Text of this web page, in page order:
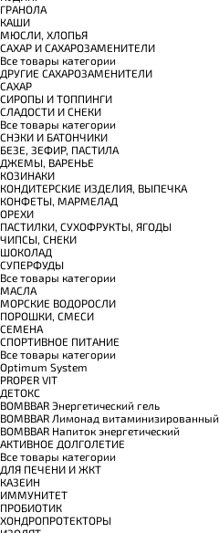
ГРАНОЛА
КАШИ
МЮСЛИ, ХЛОПЬЯ
САХАР И САХАРОЗАМЕНИТЕЛИ
Все товары категории
ДРУГИЕ САХАРОЗАМЕНИТЕЛИ
САХАР
СИРОПЫ И ТОППИНГИ
СЛАДОСТИ И СНЕКИ
Все товары категории
СНЭКИ И БАТОНЧИКИ
БЕЗЕ, ЗЕФИР, ПАСТИЛА
ДЖЕМЫ, ВАРЕНЬЕ
КОЗИНАКИ
КОНДИТЕРСКИЕ ИЗДЕЛИЯ, ВЫПЕЧКА
КОНФЕТЫ, МАРМЕЛАД
ОРЕХИ
ПАСТИЛКИ, СУХОФРУКТЫ, ЯГОДЫ
ЧИПСЫ, СНЕКИ
ШОКОЛАД
СУПЕРФУДЫ
Все товары категории
МАСЛА
МОРСКИЕ ВОДОРОСЛИ
ПОРОШКИ, СМЕСИ
СЕМЕНА
СПОРТИВНОЕ ПИТАНИЕ
Все товары категории
Optimum System
PROPER VIT
ДЕТОКС
BOMBBAR Энергетический гель
BOMBBAR Лимонад витаминизированный
BOMBBAR Напиток энергетический
АКТИВНОЕ ДОЛГОЛЕТИЕ
Все товары категории
ДЛЯ ПЕЧЕНИ И ЖКТ
КАЗЕИН
ИММУНИТЕТ
ПРОБИОТИК
ХОНДРОПРОТЕКТОРЫ